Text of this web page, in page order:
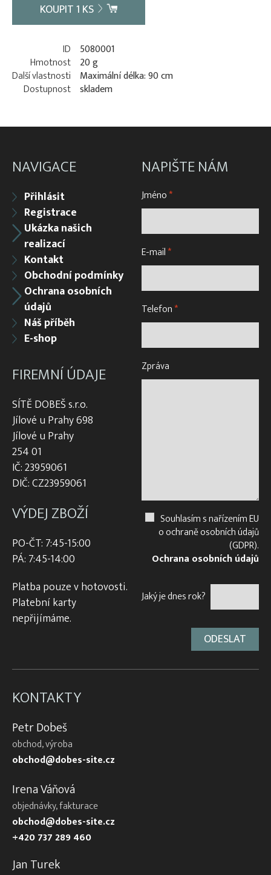
KOUPIT1 KS
ID
5080001
Hmotnost 20 g
Další vlastnosti
Maximální délka: 90 cm
Dostupnost skladem
NAVIGACE
Přihlásit
Registrace
Ukázka našich
realizací
Kontakt
Obchodní podmínky
Ochrana osobních
údajů
Náš příběh
E-shop
FIREMNÍ ÚDAJE
SÍTĚ DOBEŠ s.r.o.
Jílové u Prahy 698
Jílové u Prahy
254 01
IČ: 23959061
DIČ: CZ23959061
VÝDEJ ZBOŽÍ
PO-ČT: 7:45-15:00
PÁ: 7:45-14:00
Platba pouze v hotovosti.
Platební karty
nepřijímáme.
NAPIŠTE NÁM
Jméno*
E-mail*
Telefon*
Zpráva
Souhlasím s nařízením EU
o ochraně osobních údajů
(GDPR).
Ochrana osobních údajů
Jaký je dnes rok?
KONTAKTY
Petr Dobeš
obchod, výroba
obchod@dobes-site.cz
Irena Váňová
objednávky, fakturace
obchod@dobes-site.cz
+420 737 289 460
Jan Turek